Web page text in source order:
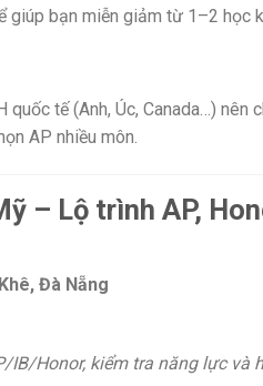
giúp bạn miễn giảm từ 1–2 học
tế (Anh, Úc, Canada…) nên
AP nhiều môn.
– Lộ trình AP,
Đà Nẵng
Honor, kiểm tra năng lực và